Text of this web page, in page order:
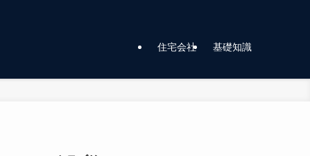
住宅会社 基礎知識